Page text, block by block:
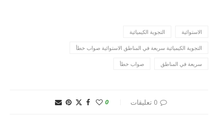
الاستوائية التجوية الكيميائية
التجوية الكيميائية سريعة في المناطق الاستوائية صواب خطأ
سريعة في المناطق صواب خطأ
0 تعليقات 0